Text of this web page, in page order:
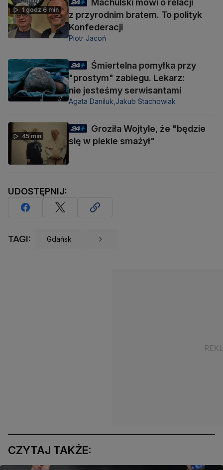
1 godz 6 min
Machulski mówi o relacji
z przyrodnim bratem. To polityk
Konfederacji
Piotr Jacoń
Śmiertelna pomyłka przy
"prostym" zabiegu. Lekarz:
nie jesteśmy serwisantami
Agata Daniluk,Jakub Stachowiak
45 min
Groziła Wojtyle, że "będzie
się w piekle smażył"
UDOSTĘPNIJ:
TAGI: Gdańsk
CZYTAJ TAKŻE: